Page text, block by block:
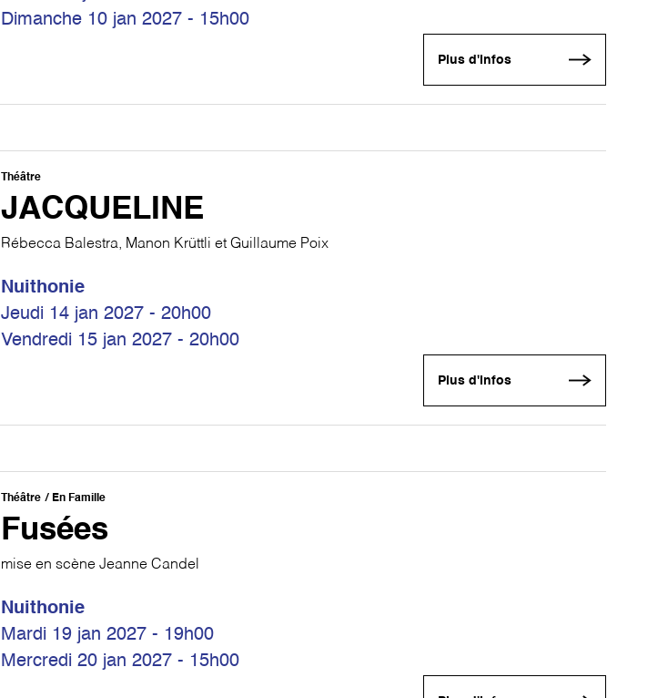
Dimanche 10 jan 2027 - 15h00
Plus d'infos
Théâtre
JACQUELINE
Rébecca Balestra, Manon Krüttli et Guillaume Poix
Nuithonie
Jeudi 14 jan 2027 - 20h00
Vendredi 15 jan 2027 - 20h00
Plus d'infos
Théâtre En Famille
Fusées
mise en scène Jeanne Candel
Nuithonie
Mardi 19 jan 2027 - 19h00
Mercredi 20 jan 2027 - 15h00